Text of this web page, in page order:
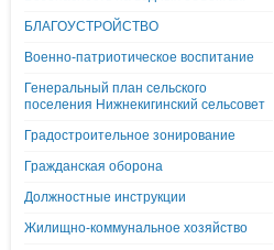
БЛАГОУСТРОЙСТВО
Военно-патриотическое воспитание
Генеральный план сельского
поселения Нижнекигинский сельсовет
Градостроительное зонирование
Гражданская оборона
Должностные инструкции
Жилищно-коммунальное хозяйство